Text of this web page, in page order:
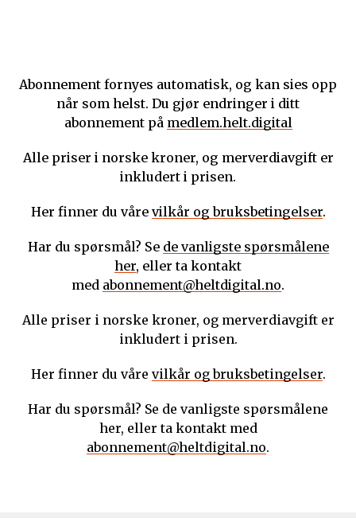
Abonnement fornyes automatisk, og kan sies opp
når som helst. Du gjør endringer i ditt
abonnement på medlem.helt.digital
Alle priser i norske kroner, og merverdiavgift er
inkludert i prisen.
Her finner du våre vilkår og bruksbetingelser.
Har du spørsmål? Se de vanligste spørsmålene
her, eller ta kontakt
med abonnement@heltdigital.no.
Alle priser i norske kroner, og merverdiavgift er
inkludert i prisen.
Her finner du våre vilkår og bruksbetingelser.
Har du spørsmål? Se de vanligste spørsmålene
her, eller ta kontakt med
abonnement@heltdigital.no.